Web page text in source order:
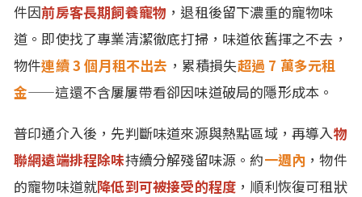
件因前房客長期飼養寵物 ，退租後留下濃重的寵物味
道。即使找了專業清潔徹底打掃，味道依舊揮之不去，
物件連續 3 個月租不出去 ，累積損失超過 7 萬多元租
金——這還不含屢屢帶看卻因味道破局的隱形成本。
普印通介入後，先判斷味道來源與熱點區域，再導入物
聯網遠端排程除味持續分解殘留味源。約一週內 ，物件
的寵物味道就降低到可被接受的程度 ，順利恢復可租狀